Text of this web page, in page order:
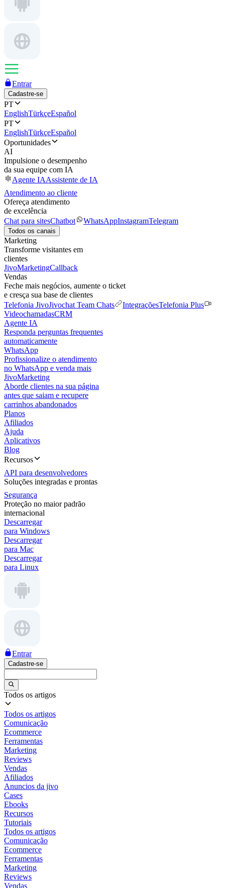
Entrar
Cadastre-se
PT
EnglishTürkçeEspañol
PT
EnglishTürkçeEspañol
Oportunidades
AI
Impulsione o desempenho
da sua equipe com IA
Agente IAAssistente de IA
Atendimento ao cliente
Ofereça atendimento
de excelência
Chat para sitesChatbot WhatsAppInstagramTelegram
Todos os canais
Marketing
Transforme visitantes em
clientes
JivoMarketingCallback
Vendas
Feche mais negócios, aumente o ticket
e cresça sua base de clientes
Telefonia JivoJivochat Team Chats IntegraçõesTelefonia Plus
VideochamadasCRM
Agente IA
Responda perguntas frequentes
automaticamente
WhatsApp
Profissionalize o atendimento
no WhatsApp e venda mais
JivoMarketing
Aborde clientes na sua página
antes que saiam e recupere
carrinhos abandonados
Planos
Afiliados
Ajuda
Aplicativos
Blog
Recursos
API para desenvolvedores
Soluções integradas e prontas
Segurança
Proteção no maior padrão
internacional
Descarregar
para Windows
Descarregar
para Mac
Descarregar
para Linux
Entrar
Cadastre-se
Todos os artigos
Todos os artigos
Comunicação
Ecommerce
Ferramentas
Marketing
Reviews
Vendas
Afiliados
Anuncios da jivo
Cases
Ebooks
Recursos
Tutoriais
Todos os artigos
Comunicação
Ecommerce
Ferramentas
Marketing
Reviews
Vendas